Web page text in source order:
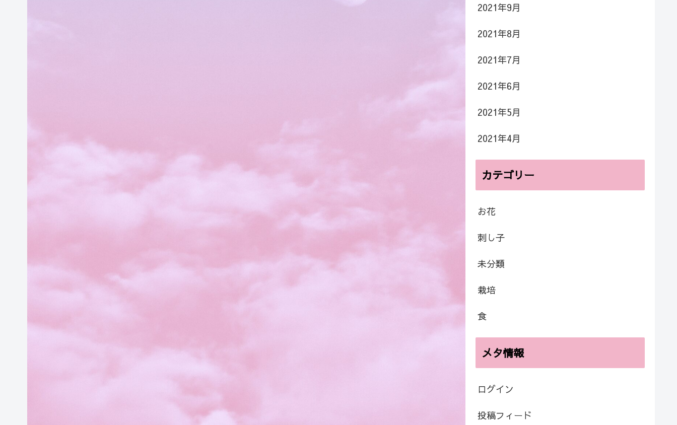
2021年9月
2021年8月
2021年7月
2021年6月
2021年5月
2021年4月
カテゴリー
お花
刺し子
未分類
栽培
食
メタ情報
ログイン
投稿フィード